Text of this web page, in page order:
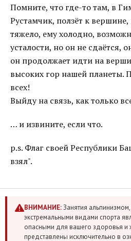
Помните, что где-то там, в
Рустамчик, ползёт к
тяжело, ему холодно,
усталости, но он не сдаётся,
он продолжает идти на
высоких гор нашей планеты.
всех!
Выйду на связь, как только
… и извините, если что.
p.s. Флаг своей Республики
взял".
ВНИМАНИЕ:Занятия
экстремальными видами спорта
опасными для вашего здоровья и
представлены исключительно в